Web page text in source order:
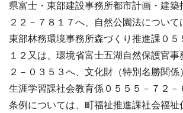
県富士・東部建設事務所都市計画・建築
２２－７８１７へ、自然公園法について
東部林務環境事務所森づくり推進課０５
１２又は、環境省富士五湖自然保護官事
２－０３５３へ、文化財（特別名勝関
生涯学習課社会教育係０５５５－７２－
条例については、町福祉推進課社会福祉